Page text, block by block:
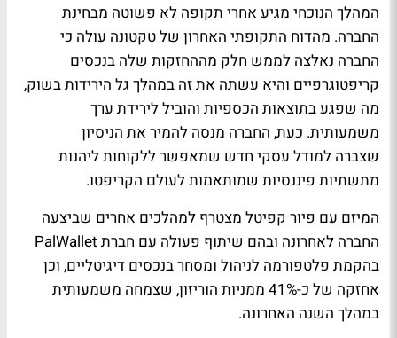
המהלך הנוכחי מגיע אחרי תקופה לא פשוטה מבחינת
החברה. מהדוח התקופתי האחרון של טקטונה עולה כי
החברה נאלצה לממש חלק מההחזקות שלה בנכסים
קריפטוגרפיים והיא עשתה את זה במהלך גל הירידות בשוק,
מה שפגע בתוצאות הכספיות והוביל לירידת ערך
משמעותית. כעת, החברה מנסה להמיר את הניסיון
שצברה למודל עסקי חדש שמאפשר ללקוחות ליהנות
מתשתיות פיננסיות שמותאמות לעולם הקריפטו.
המיזם עם פיור קפיטל מצטרף למהלכים אחרים שביצעה
החברה לאחרונה ובהם שיתוף פעולה עם חברת PalWallet
בהקמת פלטפורמה לניהול ומסחר בנכסים דיגיטליים, וכן
אחזקה של כ-41% ממניות הוריזון, שצמחה משמעותית
במהלך השנה האחרונה.